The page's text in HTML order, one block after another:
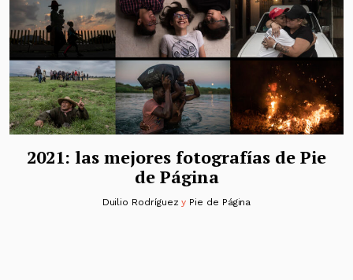
2021: las mejores fotografías de Pie
de Página
Duilio Rodríguez y Pie de Página